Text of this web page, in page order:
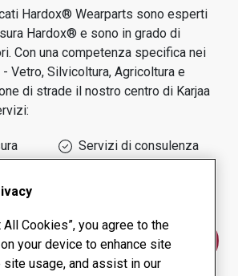
Hardox® Wearparts sono esperti
Hardox® e sono in grado di
Con una competenza specifica nei
Vetro, Silvicoltura, Agricoltura e
di strade il nostro centro di Karjaa
Servizi di consulenza
Contattaci
All Cookies”, you agree to the
your device to enhance site
site usage, and assist in our